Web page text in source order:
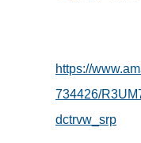
https://
734426/
dctrvw_srp